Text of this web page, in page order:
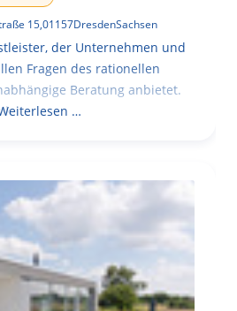
15,01157DresdenSachsen
der Unternehmen und
Fragen des rationellen
Beratung anbietet.
…